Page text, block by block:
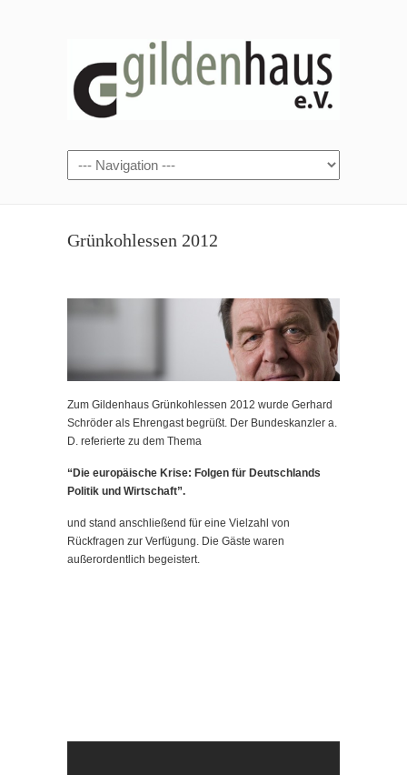
Grünkohlessen 2012
Zum Gildenhaus Grünkohlessen 2012 wurde Gerhard
Schröder als Ehrengast begrüßt. Der Bundeskanzler a.
D. referierte zu dem Thema
“Die europäische Krise: Folgen für Deutschlands
Politik und Wirtschaft”.
und stand anschließend für eine Vielzahl von
Rückfragen zur Verfügung. Die Gäste waren
außerordentlich begeistert.